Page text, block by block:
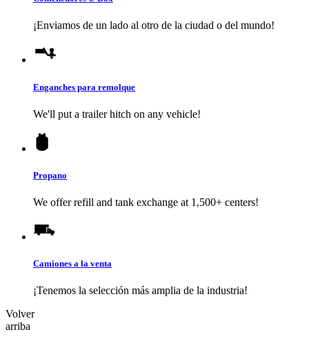
¡Enviamos de un lado al otro de la ciudad o del mundo!
Enganches para remolque
We'll put a trailer hitch on any vehicle!
Propano
We offer refill and tank exchange at 1,500+ centers!
Camiones a la venta
¡Tenemos la selección más amplia de la industria!
Volver
arriba